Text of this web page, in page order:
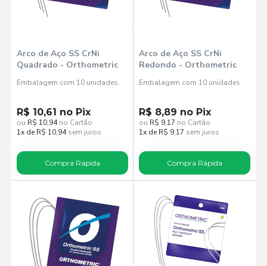
Arco de Aço SS CrNi
Quadrado - Orthometric
Embalagem com 10 unidades.
R$ 10,61 no Pix
ou R$ 10,94no Cartão
1x de R$ 10,94sem juros
Compra Rápida
Arco de Aço SS CrNi
Redondo - Orthometric
Embalagem com 10 unidades.
R$ 8,89 no Pix
ou R$ 9,17 no Cartão
1x de R$ 9,17 sem juros
Compra Rápida